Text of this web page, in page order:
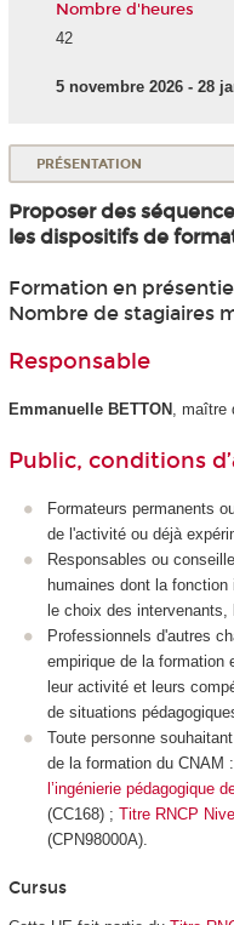
Nombre d'heures
42
5 novembre 2026 - 28
PRÉSENTATION
Proposer des
les dispositifs de
Formation en
Nombre de stagiaires
Responsable
Emmanuelle BETTON ,
Public, conditions
Formateurs permanents
de l'activité ou déjà
Responsables ou
humaines dont la fonction
le choix des intervenants,
Professionnels d'autres
empirique de la formation
leur activité et leurs
de situations
Toute personne
de la formation du CNAM :
l’ingénierie pédagogique
(CC168) ; Titre RNCP
(CPN98000A).
Cursus